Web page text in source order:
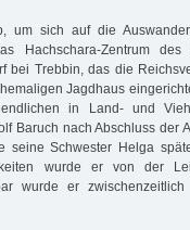
um sich auf die
Hachschara-Zentrum des
bei Trebbin, das die
Jagdhaus
in Land- und
Baruch nach Abschluss der
seine Schwester Helga
wurde er von der
wurde er